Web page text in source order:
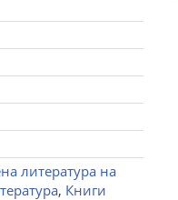
литература на
, Книги